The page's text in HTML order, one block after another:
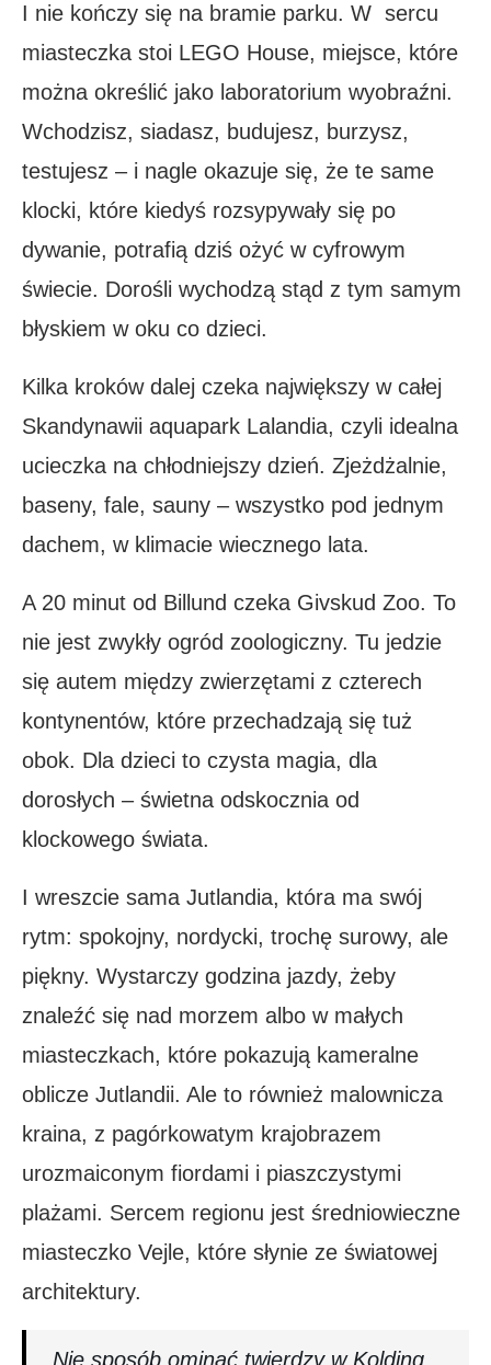
I nie kończy się na bramie parku. W sercu
miasteczka stoi LEGO House, miejsce, które
można określić jako laboratorium wyobraźni.
Wchodzisz, siadasz, budujesz, burzysz,
testujesz – i nagle okazuje się, że te same
klocki, które kiedyś rozsypywały się po
dywanie, potrafią dziś ożyć w cyfrowym
świecie. Dorośli wychodzą stąd z tym samym
błyskiem w oku co dzieci.
Kilka kroków dalej czeka największy w całej
Skandynawii aquapark Lalandia, czyli idealna
ucieczka na chłodniejszy dzień. Zjeżdżalnie,
baseny, fale, sauny – wszystko pod jednym
dachem, w klimacie wiecznego lata.
A 20 minut od Billund czeka Givskud Zoo. To
nie jest zwykły ogród zoologiczny. Tu jedzie
się autem między zwierzętami z czterech
kontynentów, które przechadzają się tuż
obok. Dla dzieci to czysta magia, dla
dorosłych – świetna odskocznia od
klockowego świata.
I wreszcie sama Jutlandia, która ma swój
rytm: spokojny, nordycki, trochę surowy, ale
piękny. Wystarczy godzina jazdy, żeby
znaleźć się nad morzem albo w małych
miasteczkach, które pokazują kameralne
oblicze Jutlandii. Ale to również malownicza
kraina, z pagórkowatym krajobrazem
urozmaiconym fiordami i piaszczystymi
plażami. Sercem regionu jest średniowieczne
miasteczko Vejle, które słynie ze światowej
architektury.
Nie sposób ominąć twierdzy w Kolding.